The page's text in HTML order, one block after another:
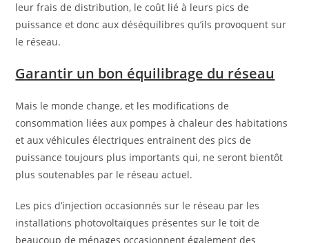
leur frais de distribution, le coût lié à leurs pics de
puissance et donc aux déséquilibres qu’ils provoquent sur
le réseau.
Garantir un bon équilibrage du réseau
Mais le monde change, et les modifications de
consommation liées aux pompes à chaleur des habitations
et aux véhicules électriques entrainent des pics de
puissance toujours plus importants qui, ne seront bientôt
plus soutenables par le réseau actuel.
Les pics d’injection occasionnés sur le réseau par les
installations photovoltaïques présentes sur le toit de
beaucoup de ménages occasionnent également des